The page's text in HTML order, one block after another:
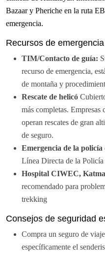
Bazaar y Pheriche en la ruta
emergencia.
Recursos de emergencia
TIM/Contacto de guía:
recurso de emergencia,
de montaña y
Rescate de helicó
más completas.
operan rescates de gran
de seguro.
Emergencia de la policía
Línea Directa de la
Hospital CIWEC,
recomendado para
trekking
Consejos de seguridad
Compra un seguro de
específicamente el